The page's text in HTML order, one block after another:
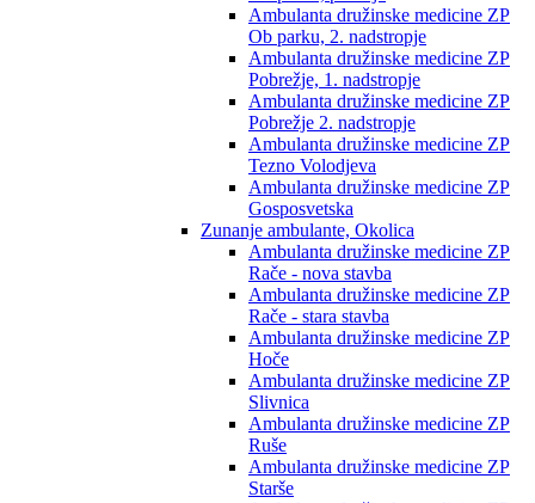
Ambulanta družinske medicine ZP
Ob parku, 2. nadstropje
Ambulanta družinske medicine ZP
Pobrežje, 1. nadstropje
Ambulanta družinske medicine ZP
Pobrežje 2. nadstropje
Ambulanta družinske medicine ZP
Tezno Volodjeva
Ambulanta družinske medicine ZP
Gosposvetska
Zunanje ambulante, Okolica
Ambulanta družinske medicine ZP
Rače - nova stavba
Ambulanta družinske medicine ZP
Rače - stara stavba
Ambulanta družinske medicine ZP
Hoče
Ambulanta družinske medicine ZP
Slivnica
Ambulanta družinske medicine ZP
Ruše
Ambulanta družinske medicine ZP
Starše